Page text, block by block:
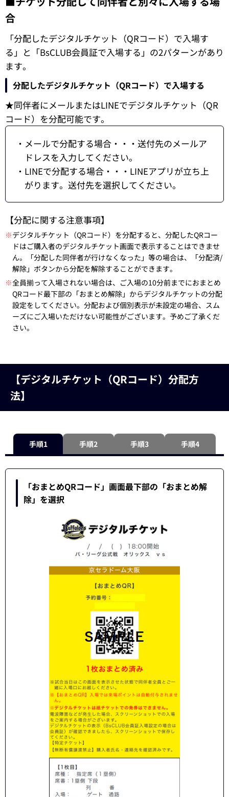
合
「分配したデジタルチケット（QRコード）で入場す
る」と「BsCLUB会員証で入場する」の2パターンがあり
ます。
分配したデジタルチケット（QRコード）で入場する
★同伴者にメールまたはLINEでデジタルチケット（QR
コード）を分配可能です。
・メールで分配する場合・・・送付先のメールア
ドレスを入力してください。
・LINEで分配する場合・・・LINEアプリが立ち上
がります。送付先を選択してください。
【分配に関する注意事項】
※デジタルチケット（QRコード）を分配すると、分配したQRコー
ドはご購入者のデジタルチケット画面で表示することはできませ
ん。「分配した同伴者が行けなくなった」等の場合は、「分配済/
解除」ボタンから分配を解除することができます。
※全員揃って入場されない場合は、ご入場の10分前までにおまとめ
QRコード最下部の「おまとめ解除」からデジタルチケットの分配
設定をしてください。分配および個別表示が未設定の場合、スム
ーズにご入場いただけない可能性がございます。予めご了承くだ
さい。
【デジタルチケット（QRコード）分配方
法】
手順1 手順2 手順3 手順4
「おまとめQRコード」画面最下部の「おまとめ解
除」を選択